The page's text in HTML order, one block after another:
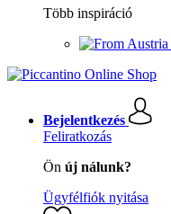
Több inspiráció
Bejelentkezés
Feliratkozás
Ön új nálunk?
Ügyfélfiók nyitása